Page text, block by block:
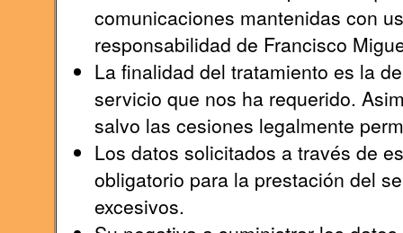
comunicaciones mantenidas con
responsabilidad de Francisco
La finalidad del tratamiento es la
servicio que nos ha requerido.
salvo las cesiones legalmente
Los datos solicitados a través de
obligatorio para la prestación del
excesivos.